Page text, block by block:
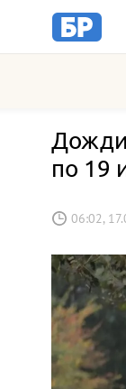
Дожди
по 19
06:02,